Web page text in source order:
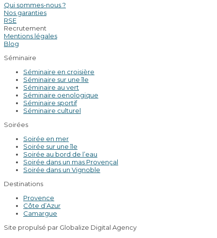
Qui sommes-nous ?
Nos garanties
RSE
Recrutement
Mentions légales
Blog
Séminaire
Séminaire en croisière
Séminaire sur une île
Séminaire au vert
Séminaire oenologique
Séminaire sportif
Séminaire culturel
Soirées
Soirée en mer
Soirée sur une île
Soirée au bord de l’eau
Soirée dans un mas Provençal
Soirée dans un Vignoble
Destinations
Provence
Côte d’Azur
Camargue
Site propulsé par Globalize Digital Agency